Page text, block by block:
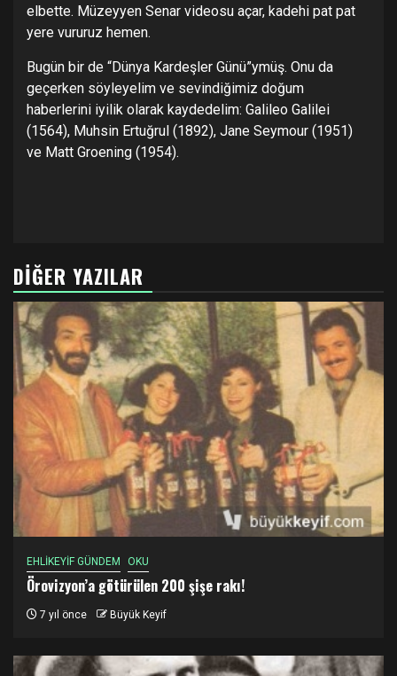
elbette. Müzeyyen Senar videosu açar, kadehi pat pat
yere vururuz hemen.
Bugün bir de “Dünya Kardeşler Günü”ymüş. Onu da
geçerken söyleyelim ve sevindiğimiz doğum
haberlerini iyilik olarak kaydedelim: Galileo Galilei
(1564), Muhsin Ertuğrul (1892), Jane Seymour (1951)
ve Matt Groening (1954).
DIĞER YAZILAR
EHLİKEYİF GÜNDEM OKU
Örovizyon’a götürülen 200 şişe rakı!
7 yıl önce Büyük Keyif